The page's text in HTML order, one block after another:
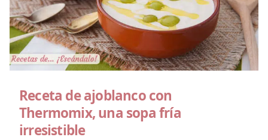
Receta de ajoblanco con
Thermomix, una sopa fría
irresistible